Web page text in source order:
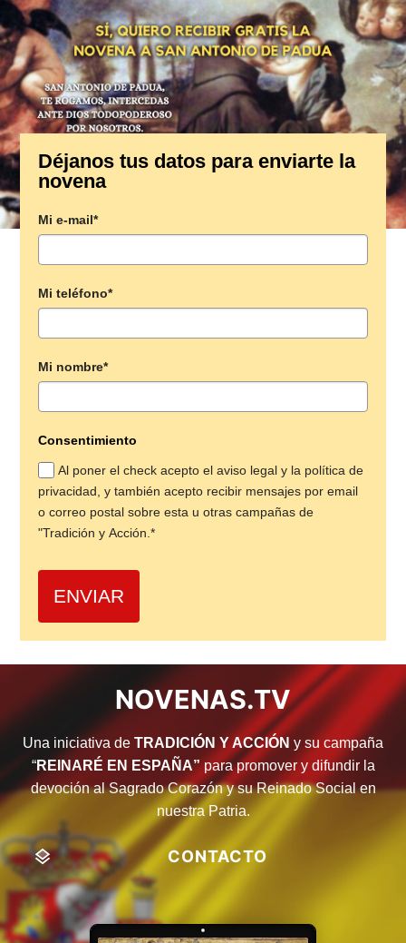
Déjanos tus datos para enviarte la
novena
Mi e-mail*
Mi teléfono*
Mi nombre*
Consentimiento
Al poner el check acepto el aviso legal y la política de
privacidad, y también acepto recibir mensajes por email
o correo postal sobre esta u otras campañas de
"Tradición y Acción.*
ENVIAR
NOVENAS.TV
Una iniciativa de TRADICIÓN Y ACCIÓN y su campaña
“REINARÉ EN ESPAÑA”para promover y difundir la
devoción al Sagrado Corazón y su Reinado Social en
nuestra Patria.
CONTACTO